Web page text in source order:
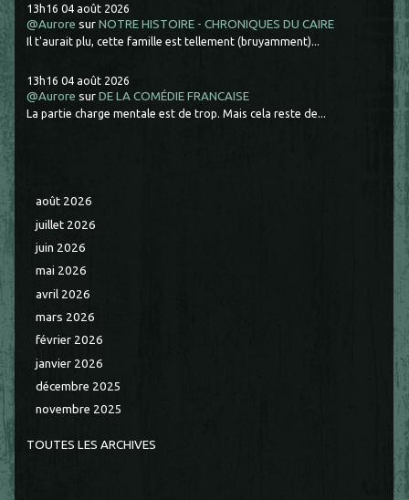
13h16 04 août 2026
@Aurore surNOTRE HISTOIRE - CHRONIQUES DU CAIRE
Il t'aurait plu, cette famille est tellement (bruyamment)...
13h16 04 août 2026
@Aurore surDE LA COMÉDIE FRANCAISE
La partie charge mentale est de trop. Mais cela reste de...
août 2026
juillet 2026
juin 2026
mai 2026
avril 2026
mars 2026
février 2026
janvier 2026
décembre 2025
novembre 2025
TOUTES LES ARCHIVES